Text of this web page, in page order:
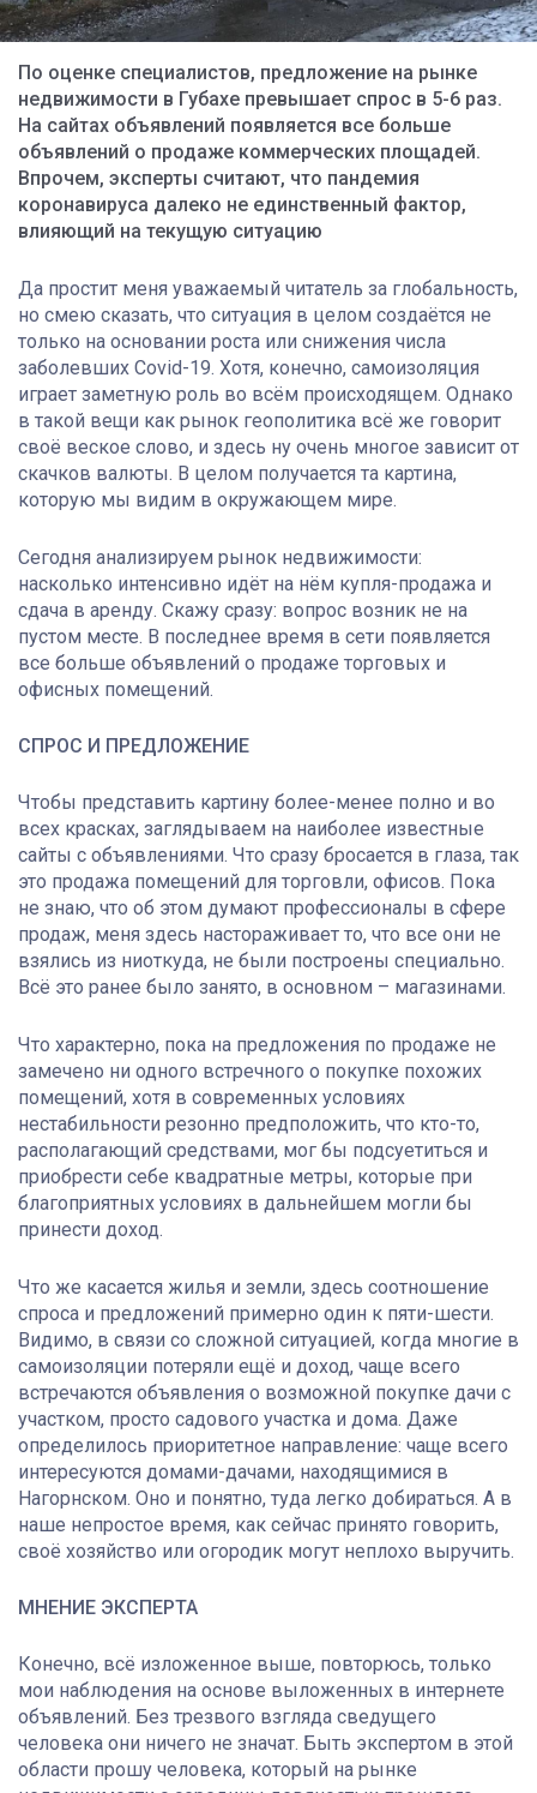
По оценке специалистов, предложение на рынке
недвижимости в Губахе превышает спрос в 5-6 раз.
На сайтах объявлений появляется все больше
объявлений о продаже коммерческих площадей.
Впрочем, эксперты считают, что пандемия
коронавируса далеко не единственный фактор,
влияющий на текущую ситуацию
Да простит меня уважаемый читатель за глобальность,
но смею сказать, что ситуация в целом создаётся не
только на основании роста или снижения числа
заболевших Covid-19. Хотя, конечно, самоизоляция
играет заметную роль во всём происходящем. Однако
в такой вещи как рынок геополитика всё же говорит
своё веское слово, и здесь ну очень многое зависит от
скачков валюты. В целом получается та картина,
которую мы видим в окружающем мире.
Сегодня анализируем рынок недвижимости:
насколько интенсивно идёт на нём купля-продажа и
сдача в аренду. Скажу сразу: вопрос возник не на
пустом месте. В последнее время в сети появляется
все больше объявлений о продаже торговых и
офисных помещений.
СПРОС И ПРЕДЛОЖЕНИЕ
Чтобы представить картину более-менее полно и во
всех красках, заглядываем на наиболее известные
сайты с объявлениями. Что сразу бросается в глаза, так
это продажа помещений для торговли, офисов. Пока
не знаю, что об этом думают профессионалы в сфере
продаж, меня здесь настораживает то, что все они не
взялись из ниоткуда, не были построены специально.
Всё это ранее было занято, в основном – магазинами.
Что характерно, пока на предложения по продаже не
замечено ни одного встречного о покупке похожих
помещений, хотя в современных условиях
нестабильности резонно предположить, что кто-то,
располагающий средствами, мог бы подсуетиться и
приобрести себе квадратные метры, которые при
благоприятных условиях в дальнейшем могли бы
принести доход.
Что же касается жилья и земли, здесь соотношение
спроса и предложений примерно один к пяти-шести.
Видимо, в связи со сложной ситуацией, когда многие в
самоизоляции потеряли ещё и доход, чаще всего
встречаются объявления о возможной покупке дачи с
участком, просто садового участка и дома. Даже
определилось приоритетное направление: чаще всего
интересуются домами-дачами, находящимися в
Нагорнском. Оно и понятно, туда легко добираться. А в
наше непростое время, как сейчас принято говорить,
своё хозяйство или огородик могут неплохо выручить.
МНЕНИЕ ЭКСПЕРТА
Конечно, всё изложенное выше, повторюсь, только
мои наблюдения на основе выложенных в интернете
объявлений. Без трезвого взгляда сведущего
человека они ничего не значат. Быть экспертом в этой
области прошу человека, который на рынке